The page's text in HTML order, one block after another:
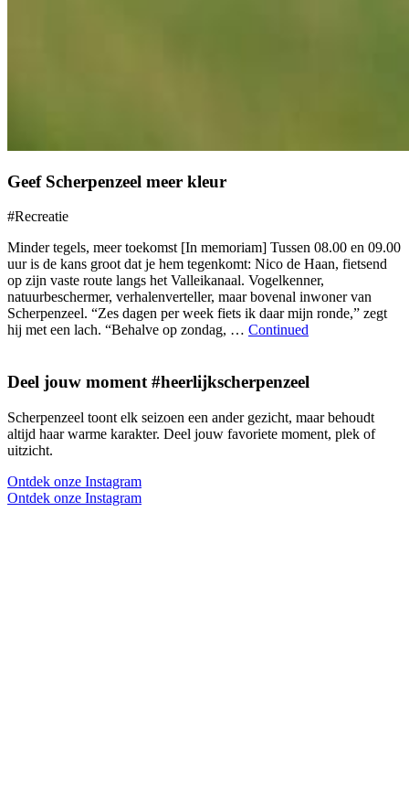
Geef Scherpenzeel meer kleur
#Recreatie
Minder tegels, meer toekomst [In memoriam] Tussen 08.00 en 09.00
uur is de kans groot dat je hem tegenkomt: Nico de Haan, fietsend
op zijn vaste route langs het Valleikanaal. Vogelkenner,
natuurbeschermer, verhalenverteller, maar bovenal inwoner van
Scherpenzeel. “Zes dagen per week fiets ik daar mijn ronde,” zegt
hij met een lach. “Behalve op zondag, … Continued
Deel jouw moment #heerlijkscherpenzeel
Scherpenzeel toont elk seizoen een ander gezicht, maar behoudt
altijd haar warme karakter. Deel jouw favoriete moment, plek of
uitzicht.
Ontdek onze Instagram
Ontdek onze Instagram